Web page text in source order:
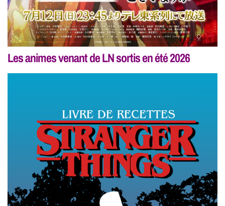
Les animes venant de LN sortis en été 2026